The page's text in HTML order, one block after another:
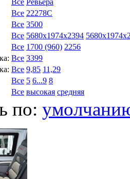
Все 22278C
Все 3500
Все 5680x1974x2394
Все 1700 (960) 2256
Все 3399
Все 9,85 11,29
Все 5 6...9 8
Все высокая средняя
по: